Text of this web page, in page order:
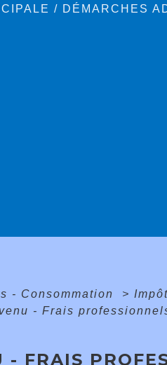
/ DÉMARCHES
- Consommation >
- Frais
FRAIS